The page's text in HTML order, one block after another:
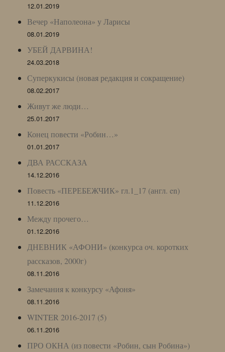
12.01.2019
Вечер «Наполеона» у Ларисы
08.01.2019
УБЕЙ ДАРВИНА!
24.03.2018
Суперкукисы (новая редакция и сокращение)
08.02.2017
Живут же люди…
25.01.2017
Конец повести «Робин…»
01.01.2017
ДВА РАССКАЗА
14.12.2016
Повесть «ПЕРЕБЕЖЧИК» гл.1_17 (англ. en)
11.12.2016
Между прочего…
01.12.2016
ДНЕВНИК «АФОНИ» (конкурса оч. коротких
рассказов, 2000г)
08.11.2016
Замечания к конкурсу «Афоня»
08.11.2016
WINTER 2016-2017 (5)
06.11.2016
ПРО ОКНА (из повести «Робин, сын Робина»)